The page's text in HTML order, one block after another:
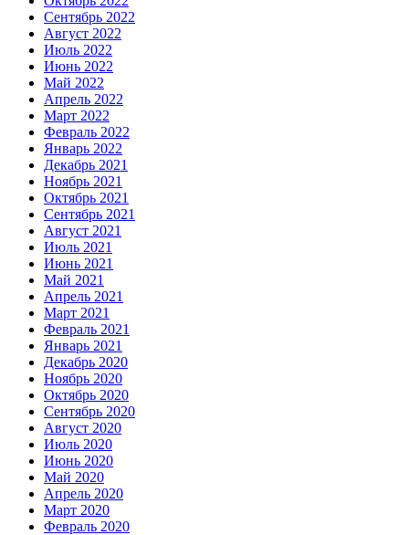
Сентябрь 2022
Август 2022
Июль 2022
Июнь 2022
Май 2022
Апрель 2022
Март 2022
Февраль 2022
Январь 2022
Декабрь 2021
Ноябрь 2021
Октябрь 2021
Сентябрь 2021
Август 2021
Июль 2021
Июнь 2021
Май 2021
Апрель 2021
Март 2021
Февраль 2021
Январь 2021
Декабрь 2020
Ноябрь 2020
Октябрь 2020
Сентябрь 2020
Август 2020
Июль 2020
Июнь 2020
Май 2020
Апрель 2020
Март 2020
Февраль 2020